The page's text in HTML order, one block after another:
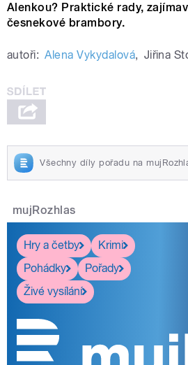
Alenkou? Praktické rady,
česnekové brambory.
autoři: Alena Vykydalová, Jiřina
Všechny díly pořadu na
mujRozhlas
Hry a četby
Krimi
Pohádky
Pořady
Živé vysílání